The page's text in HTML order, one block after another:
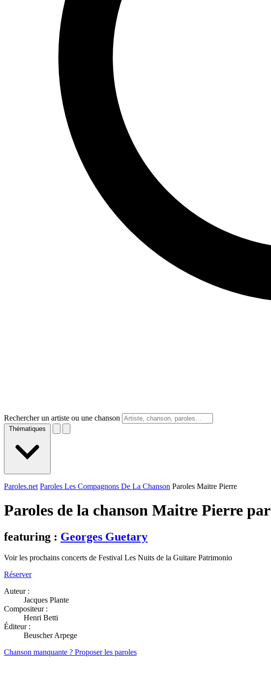
Rechercher un artiste ou une chanson
Thématiques
Paroles.net Paroles Les Compagnons De La Chanson Paroles Maitre Pierre
Paroles de la chanson Maitre Pierre par
featuring : Georges Guetary
Voir les prochains concerts de Festival Les Nuits de la Guitare Patrimonio
Réserver
Auteur :
Jacques Plante
Compositeur :
Henri Betti
Éditeur :
Beuscher Arpege
Chanson manquante ? Proposer les paroles